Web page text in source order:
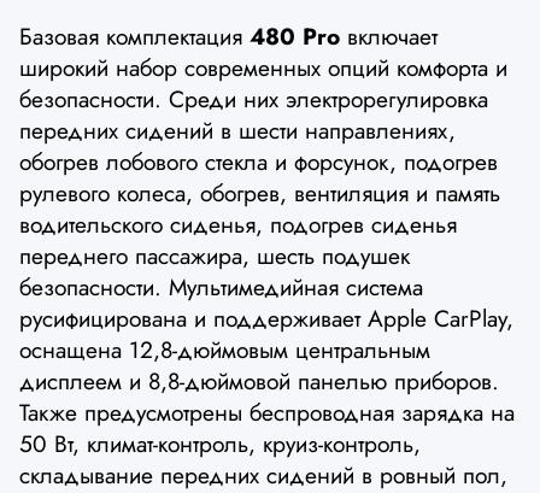
Базовая комплектация 480 Pro включает
широкий набор современных опций комфорта и
безопасности. Среди них электрорегулировка
передних сидений в шести направлениях,
обогрев лобового стекла и форсунок, подогрев
рулевого колеса, обогрев, вентиляция и память
водительского сиденья, подогрев сиденья
переднего пассажира, шесть подушек
безопасности. Мультимедийная система
русифицирована и поддерживает Apple CarPlay,
оснащена 12,8-дюймовым центральным
дисплеем и 8,8-дюймовой панелью приборов.
Также предусмотрены беспроводная зарядка на
50 Вт, климат-контроль, круиз-контроль,
складывание передних сидений в ровный пол,